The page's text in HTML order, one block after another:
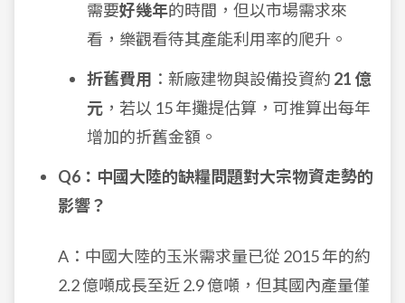
需要好幾年的時間，但以市場需求來
看，樂觀看待其產能利用率的爬升。
折舊費用 ：新廠建物與設備投資約 21 億
元 ，若以 15 年攤提估算，可推算出每年
增加的折舊金額。
Q6：中國大陸的缺糧問題對大宗物資走勢的
影響？
A：中國大陸的玉米需求量已從 2015 年的約
2.2 億噸成長至近 2.9 億噸，但其國內產量僅